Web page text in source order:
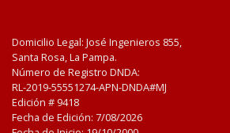
Domicilio Legal: José Ingenieros 855,
Santa Rosa, La Pampa.
Número de Registro DNDA:
RL-2019-55551274-APN-DNDA#MJ
Edición # 9418
Fecha de Edición: 7/08/2026